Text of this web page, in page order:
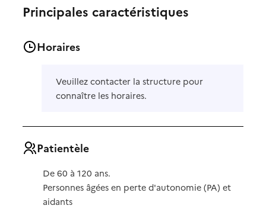
Principales caractéristiques
Horaires
Veuillez contacter la structure pour
connaître les horaires.
Patientèle
De 60 à 120 ans.
Personnes âgées en perte d'autonomie (PA) et
aidants